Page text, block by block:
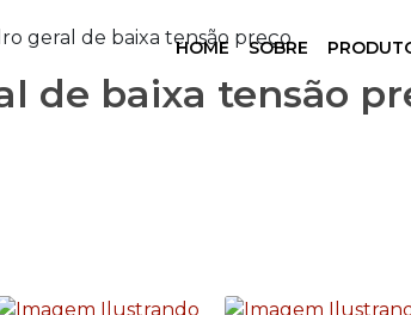
HOME SOBRE
geral de baixa tensão preço
de baixa tensão